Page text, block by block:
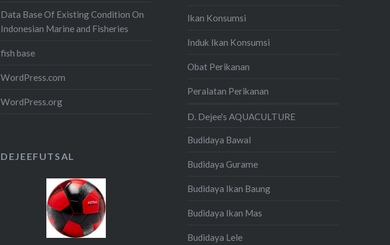
Ikan Konsumsi
Induk Ikan Konsumsi
Obat Perikanan
Peralatan Perikanan
D. Dejee's AQUACULTURE
Budidaya Bawal
Budidaya Gurame
Budidaya Ikan Baung
Budidaya Ikan Mas
Budidaya Lele
Data Base Of Existing Condition On
Indonesian Marine and Fisheries
fish base
WordPress.com
WordPress.org
DEJEEFUTSAL